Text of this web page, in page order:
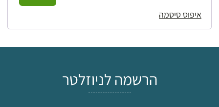
איפוס סיסמה
הרשמה לניוזלטר